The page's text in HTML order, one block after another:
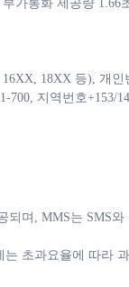
가통화 제공량 1.66
18XX 등), 개인
700, 지역번호+153/
되며, MMS는 SMS
는 초과요율에 따라